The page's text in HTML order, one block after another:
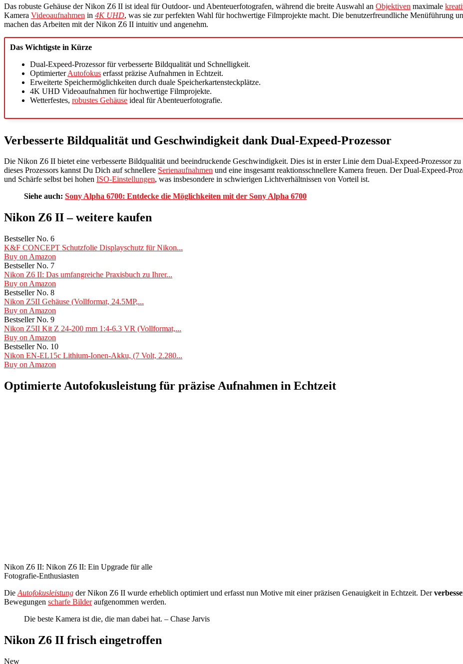
Das robuste Gehäuse der Nikon Z6 II ist ideal für Outdoor- und Abenteuerfotografen, während die breite Auswahl an Objektiven maximale
Kamera Videoaufnahmen in 4K UHD, was sie zur perfekten Wahl für hochwertige Filmprojekte macht. Die benutzerfreundliche Menüführung
machen das Arbeiten mit der Nikon Z6 II intuitiv und angenehm.
Das Wichtigste in Kürze
Dual-Expeed-Prozessor für verbesserte Bildqualität und Schnelligkeit.
OptimierterAutofokus erfasst präzise Aufnahmen in Echtzeit.
Erweiterte Speichermöglichkeiten durch duale Speicherkartensteckplätze.
4K UHD Videoaufnahmen für hochwertige Filmprojekte.
Wetterfestes, robustes Gehäuse ideal für Abenteuerfotografie.
Verbesserte Bildqualität und Geschwindigkeit dank Dual-Expeed-Prozessor
Die Nikon Z6 II bietet eine verbesserte Bildqualität und beeindruckende Geschwindigkeit. Dies ist in erster Linie dem Dual-Expeed-Prozessor
dieses Prozessors kannst Du Dich auf schnellere Serienaufnahmen und eine insgesamt reaktionsschnellere Kamera freuen. Der Dual-Expeed-
und Schärfe selbst bei hohen ISO-Einstellungen, was insbesondere in schwierigen Lichtverhältnissen von Vorteil ist.
Siehe auch: Sony Alpha 6700: Entdecke die Möglichkeiten mit der Sony Alpha 6700
Nikon Z6 II – weitere kaufen
Bestseller No. 6
K&F CONCEPT Schutzfolie Displayschutz für Nikon...
Buy on Amazon
Bestseller No. 7
Nikon Z6 II: Das umfangreiche Praxisbuch zu Ihrer...
Buy on Amazon
Bestseller No. 8
Nikon Z5II Gehäuse (Vollformat, 24.5MP,...
Buy on Amazon
Bestseller No. 9
Nikon Z5II Kit Z 24-200 mm 1:4-6.3 VR (Vollformat,...
Buy on Amazon
Bestseller No. 10
Nikon EN-EL15c Lithium-Ionen-Akku, (7 Volt, 2.280...
Buy on Amazon
Optimierte Autofokusleistung für präzise Aufnahmen in Echtzeit
Nikon Z6 II: Nikon Z6 II: Ein Upgrade für alle
Fotografie-Enthusiasten
Die Autofokusleistung der Nikon Z6 II wurde erheblich optimiert und erfasst nun Motive mit einer präzisen Genauigkeit in Echtzeit. Der
Bewegungen scharfe Bilderaufgenommen werden.
Die beste Kamera ist die, die man dabei hat. – Chase Jarvis
Nikon Z6 II frisch eingetroffen
New